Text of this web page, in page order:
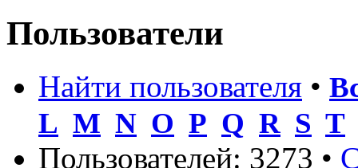
Пользователи
Найти пользователя •
L M N O P Q R S T
Пользователей: 3273 •